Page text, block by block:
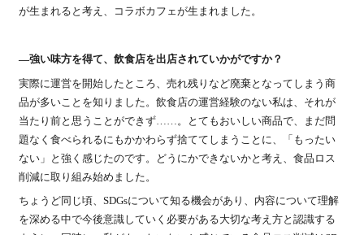
が生まれると考え、コラボカフェが生まれました。
―強い味方を得て、飲食店を出店されていかがですか？
実際に運営を開始したところ、売れ残りなど廃棄となってしまう商
品が多いことを知りました。飲食店の運営経験のない私は、それが
当たり前と思うことができず……。とてもおいしい商品で、まだ問
題なく食べられるにもかかわらず捨ててしまうことに、「もったい
ない」と強く感じたのです。どうにかできないかと考え、食品ロス
削減に取り組み始めました。
ちょうど同じ頃、SDGsについて知る機会があり、内容について理解
を深める中で今後意識していく必要がある大切な考え方と認識する